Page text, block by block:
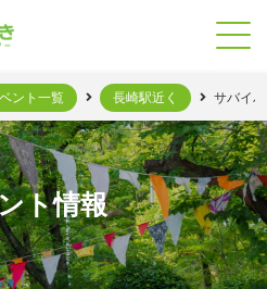
ト情報
ント一覧 長崎駅近く サバイ